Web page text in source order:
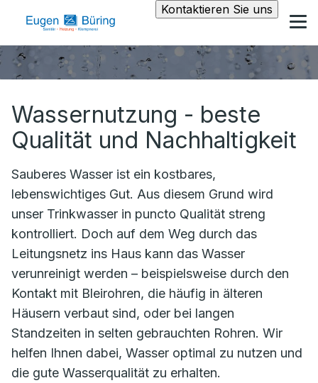
Kontaktieren Sie uns
Wassernutzung - beste
Qualität und Nachhaltigkeit
Sauberes Wasser ist ein kostbares,
lebenswichtiges Gut. Aus diesem Grund wird
unser Trinkwasser in puncto Qualität streng
kontrolliert. Doch auf dem Weg durch das
Leitungsnetz ins Haus kann das Wasser
verunreinigt werden – beispielsweise durch den
Kontakt mit Bleirohren, die häufig in älteren
Häusern verbaut sind, oder bei langen
Standzeiten in selten gebrauchten Rohren. Wir
helfen Ihnen dabei, Wasser optimal zu nutzen und
die gute Wasserqualität zu erhalten.